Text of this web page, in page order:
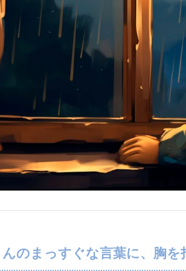
のまっすぐな言葉に、胸を